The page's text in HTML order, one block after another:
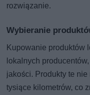
rozwiązanie.
Wybieranie
Kupowanie produktów
lokalnych
jakości. Produkty te
tysiące kilometrów, co